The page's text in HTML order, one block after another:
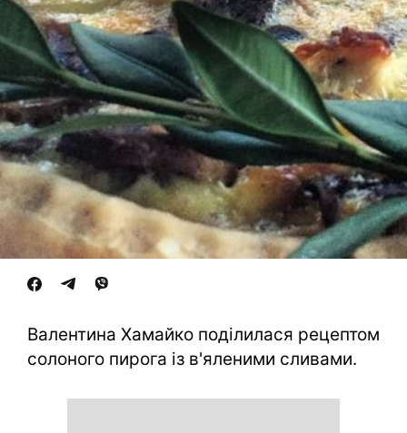
Валентина Хамайко поділилася рецептом
солоного пирога із в'яленими сливами.